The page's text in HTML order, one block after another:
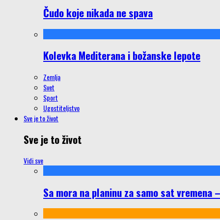
Čudo koje nikada ne spava
Kolevka Mediterana i božanske lepote
Zemlja
Svet
Sport
Ugostiteljstvo
Sve je to život
Sve je to život
Vidi sve
Sa mora na planinu za samo sat vremena